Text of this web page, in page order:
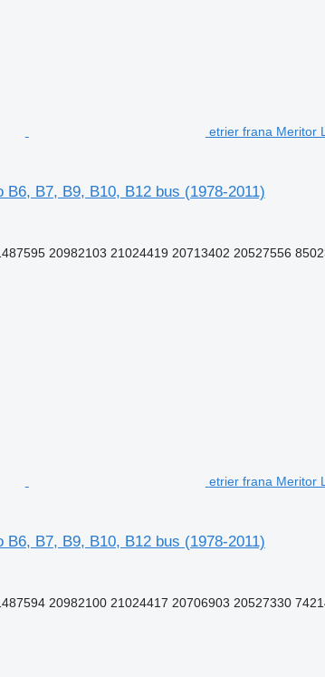
etrier frana Meritor
B7, B9, B10, B12 bus (1978-2011)
20982103 21024419 20713402 20527556
etrier frana Meritor
B7, B9, B10, B12 bus (1978-2011)
20982100 21024417 20706903 20527330